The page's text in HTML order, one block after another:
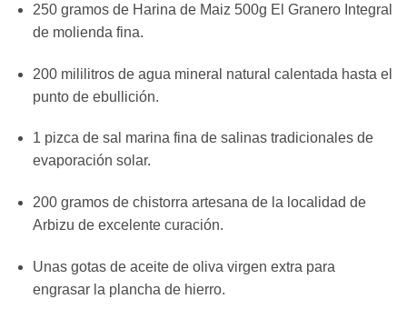
250 gramos de Harina de Maiz 500g El Granero Integral
de molienda fina.
200 mililitros de agua mineral natural calentada hasta el
punto de ebullición.
1 pizca de sal marina fina de salinas tradicionales de
evaporación solar.
200 gramos de chistorra artesana de la localidad de
Arbizu de excelente curación.
Unas gotas de aceite de oliva virgen extra para
engrasar la plancha de hierro.